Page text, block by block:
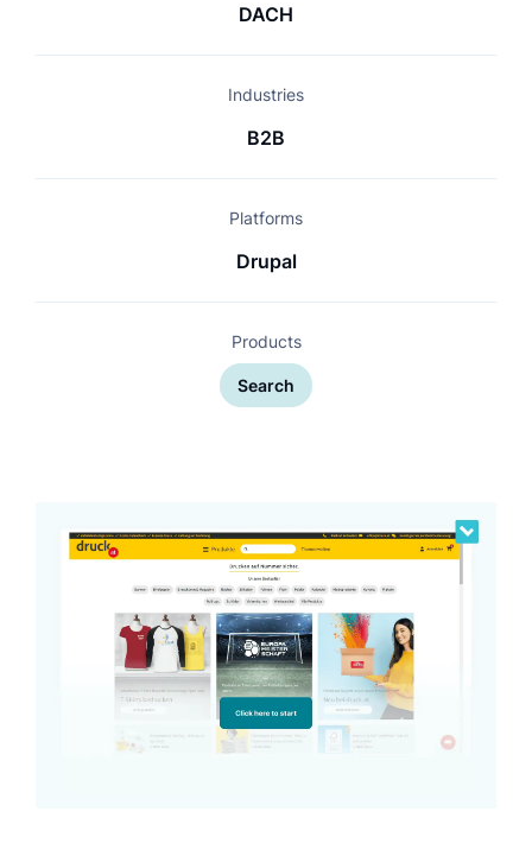
DACH
Industries
B2B
Platforms
Drupal
Products
Search